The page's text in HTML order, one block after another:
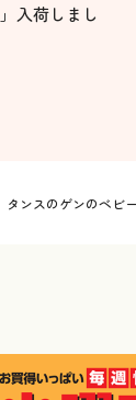
入荷しまし
タンスのゲンのベビ